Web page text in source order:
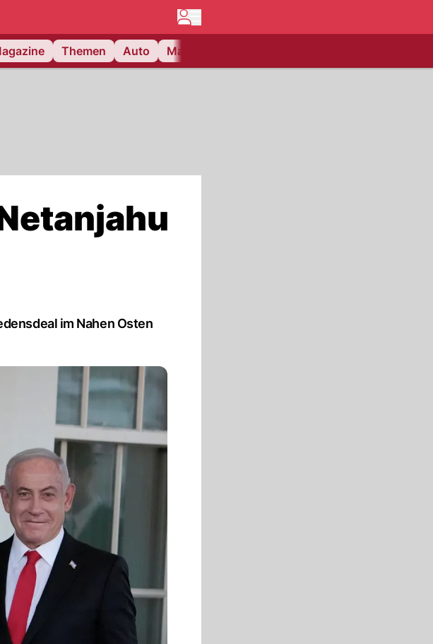
Themen Auto Matchcenter
im Nahen Osten